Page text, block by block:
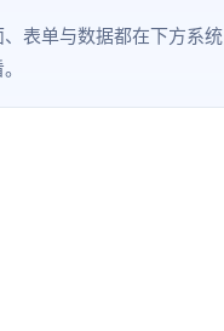
表单与数据都在下方系统